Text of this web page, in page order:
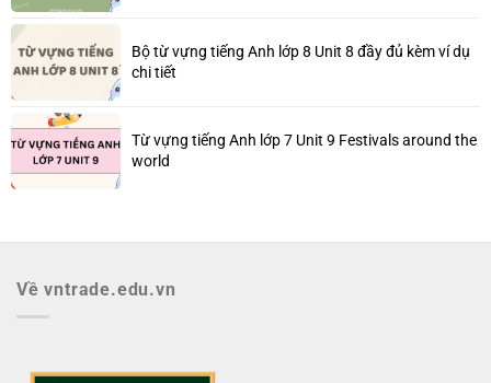
Bộ từ vựng tiếng Anh lớp 8 Unit 8 đầy đủ kèm ví dụ
chi tiết
Từ vựng tiếng Anh lớp 7 Unit 9 Festivals around the
world
Về vntrade.edu.vn